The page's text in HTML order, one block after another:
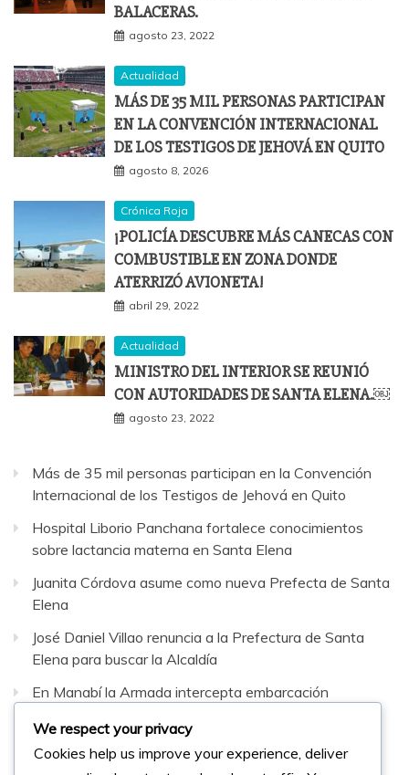
BALACERAS.
agosto 23, 2022
Actualidad
MÁS DE 35 MIL PERSONAS PARTICIPAN
EN LA CONVENCIÓN INTERNACIONAL
DE LOS TESTIGOS DE JEHOVÁ EN QUITO
agosto 8, 2026
Crónica Roja
¡POLICÍA DESCUBRE MÁS CANECAS CON
COMBUSTIBLE EN ZONA DONDE
ATERRIZÓ AVIONETA!
abril 29, 2022
Actualidad
MINISTRO DEL INTERIOR SE REUNIÓ
CON AUTORIDADES DE SANTA ELENA.￼
agosto 23, 2022
Más de 35 mil personas participan en la Convención
Internacional de los Testigos de Jehová en Quito
Hospital Liborio Panchana fortalece conocimientos
sobre lactancia materna en Santa Elena
Juanita Córdova asume como nueva Prefecta de Santa
Elena
José Daniel Villao renuncia a la Prefectura de Santa
Elena para buscar la Alcaldía
En Manabí la Armada intercepta embarcación
fiscalización
We respect your privacy
Cookies help us improve your experience, deliver